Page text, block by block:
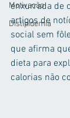
Motivação
Dislipidemia
enxurrada de
artigos de
social sem
que afirma
dieta para
calorias não